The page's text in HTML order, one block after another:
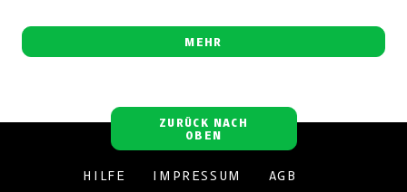
MEHR
ZURÜCK NACH
OBEN
HILFE IMPRESSUM AGB